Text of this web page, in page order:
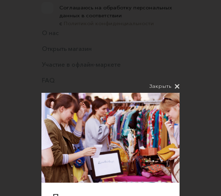
Соглашаюсь на обработку персональных
данных в соответствии
с
О нас
Открыть магазин
Участие в офлайн-маркете
FAQ
Требования к фотографиям
Обратная связь
Соглашение об оказании услуг
Правила сайта
Оферта для продавцов
Оферта для покупателей
Закрыть